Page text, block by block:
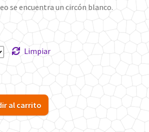
se encuentra un circón blanco.
Limpiar
al carrito